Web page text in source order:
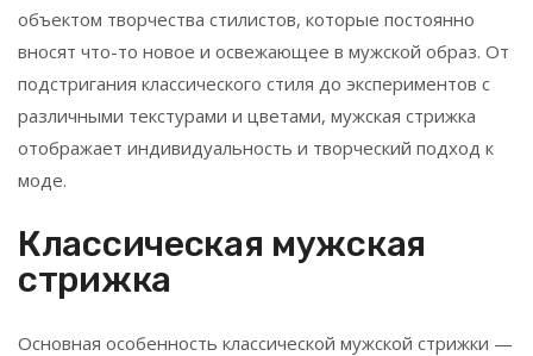
объектом творчества стилистов, которые постоянно
вносят что-то новое и освежающее в мужской образ. От
подстригания классического стиля до экспериментов с
различными текстурами и цветами, мужская стрижка
отображает индивидуальность и творческий подход к
моде.
Классическая мужская
стрижка
Основная особенность классической мужской стрижки —